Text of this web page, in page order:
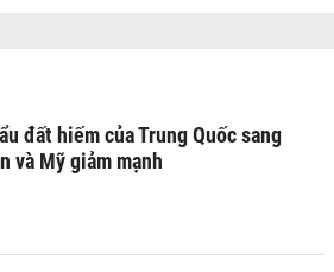
đất hiếm của Trung Quốc sang
và Mỹ giảm mạnh